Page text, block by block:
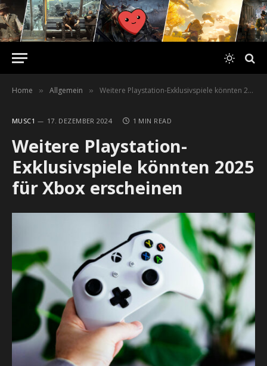
Home » Allgemein » Weitere Playstation-Exklusivspiele könnten 2025 für Xbox erscheinen
MUSC1 17. DEZEMBER 2024 1 MIN READ
Weitere Playstation-
Exklusivspiele könnten 2025
für Xbox erscheinen